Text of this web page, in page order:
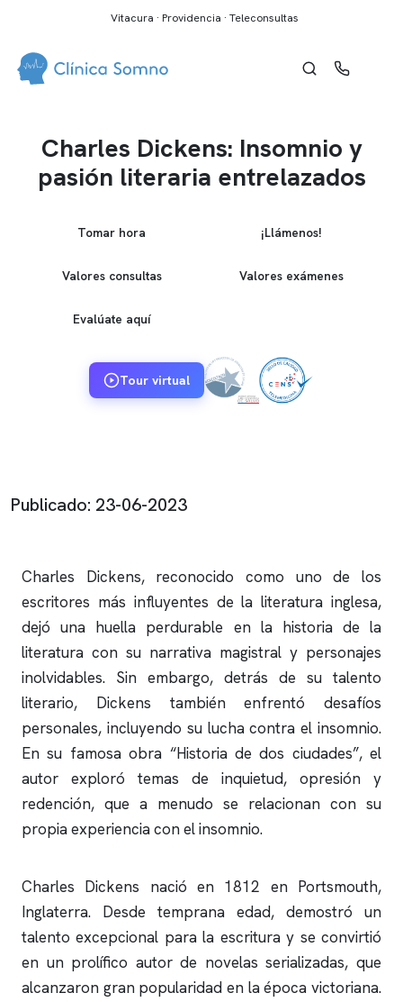
Vitacura · Providencia · Teleconsultas
Charles Dickens: Insomnio y
pasión literaria entrelazados
Tomar hora ¡Llámenos!
Valores consultas Valores exámenes
Evalúate aquí
Tour virtual
Publicado: 23-06-2023
Charles Dickens, reconocido como uno de los
escritores más influyentes de la literatura inglesa,
dejó una huella perdurable en la historia de la
literatura con su narrativa magistral y personajes
inolvidables. Sin embargo, detrás de su talento
literario, Dickens también enfrentó desafíos
personales, incluyendo su lucha contra el insomnio.
En su famosa obra “Historia de dos ciudades”, el
autor exploró temas de inquietud, opresión y
redención, que a menudo se relacionan con su
propia experiencia con elinsomnio.
Charles Dickens nació en 1812 en Portsmouth,
Inglaterra. Desde temprana edad, demostró un
talento excepcional para la escritura y se convirtió
en un prolífico autor de novelas serializadas, que
alcanzaron gran popularidad en la época victoriana.